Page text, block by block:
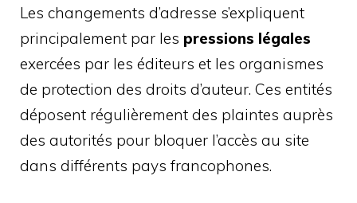
Les changements d’adresse s’expliquent
principalement par les pressions légales
exercées par les éditeurs et les organismes
de protection des droits d’auteur. Ces entités
déposent régulièrement des plaintes auprès
des autorités pour bloquer l’accès au site
dans différents pays francophones.